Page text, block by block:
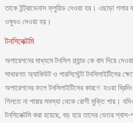
তাকে ইন্ট্রাভেনাস ফ্লুয়িড দেওয়া হয়। এছাড়া গলার
ওষুধও দেওয়া হয়।
টনসিলেক্টমি
অপারেশনের মাধ্যমে টনসিল গ্ল্যান্ড কে বাদ দিয়ে
সাধারণত অ্যাকিউট ও পারসিস্টেন্ট টনসিলাইটিসের
অপারেশনের ফলে টনসিলাইটিসের কারণে হওয়া
গিলতে না পারার সমস্যা থেকে রোগী মুক্তি পায়।
টনসিলেক্টমি করা হয়েছে, বড় হয়ে তাদের ভেতর